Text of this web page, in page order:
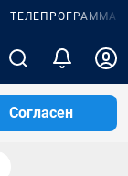
ТЕЛЕПРОГРАММА
Согласен